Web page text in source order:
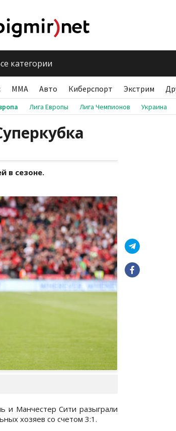
категории
ММА Авто Киберспорт Экстрим
Лига Европы Лига Чемпионов Украина
в сезоне.
и Манчестер Сити разыграли
хозяев со счетом 3:1.